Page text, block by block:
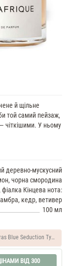
й щільне
той самий пейзаж,
чіткішими. У ньому
деревно-мускусний
чорна смородина
Кінцева нота:
кедр, ветивер
100 мл
Blue Seduction
ВІД 300